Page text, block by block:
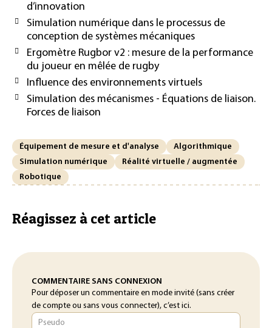
d’innovation
Simulation numérique dans le processus de
conception de systèmes mécaniques
Ergomètre Rugbor v2 : mesure de la performance
du joueur en mêlée de rugby
Influence des environnements virtuels
Simulation des mécanismes - Équations de liaison.
Forces de liaison
Équipement de mesure et d'analyse
Algorithmique
Simulation numérique
Réalité virtuelle / augmentée
Robotique
Réagissez à cet article
COMMENTAIRE SANS CONNEXION
Pour déposer un commentaire en mode invité (sans créer
de compte ou sans vous connecter), c’est ici.
Pseudo